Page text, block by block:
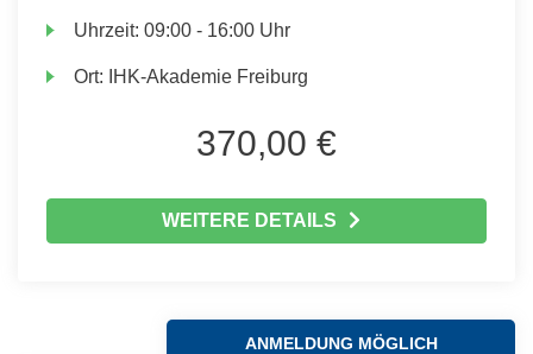
Uhrzeit:09:00 - 16:00 Uhr
Ort: IHK-Akademie Freiburg
370,00 €
WEITERE DETAILS
ANMELDUNG MÖGLICH